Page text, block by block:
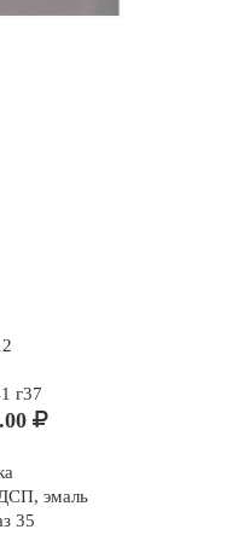
г37
эмаль
35